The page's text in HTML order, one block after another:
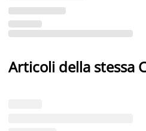
Articoli della stessa